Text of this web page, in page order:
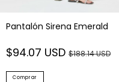
Pantalón Sirena Emerald
$94.07 USD $188.14 USD
Comprar